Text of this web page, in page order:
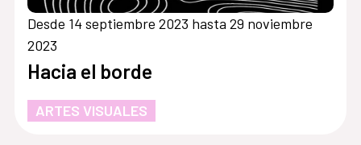
Desde 14 septiembre 2023 hasta 29 noviembre
2023
Hacia el borde
ARTES VISUALES